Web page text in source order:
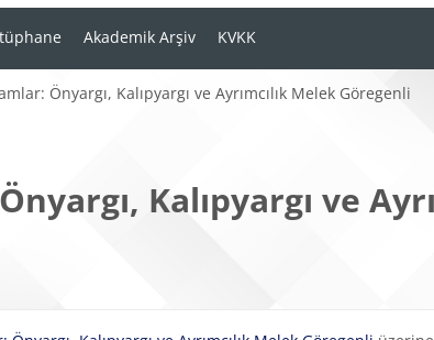
Akademik Arşiv KVKK
Önyargı, Kalıpyargı ve Ayrımcılık Melek Göregenli
Kalıpyargı ve